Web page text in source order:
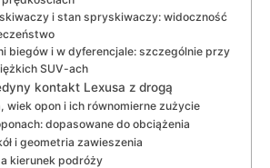
i stan spryskiwaczy: widoczność
biegów i w dyferencjale: szczególnie przy
SUV-ach
kontakt Lexusa z drogą
wiek opon i ich równomierne zużycie
dopasowane do obciążenia
i geometria zawieszenia
kierunek podróży